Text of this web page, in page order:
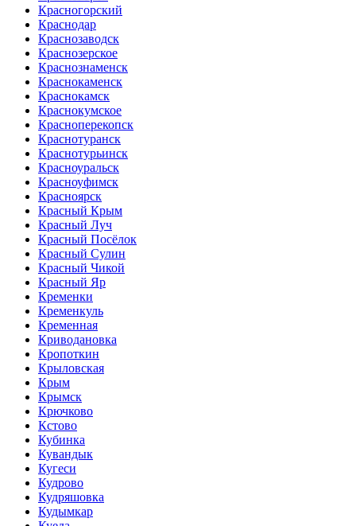
Красногорский
Краснодар
Краснозаводск
Краснозерское
Краснознаменск
Краснокаменск
Краснокамск
Краснокумское
Красноперекопск
Краснотуранск
Краснотурьинск
Красноуральск
Красноуфимск
Красноярск
Красный Крым
Красный Луч
Красный Посёлок
Красный Сулин
Красный Чикой
Красный Яр
Кременки
Кременкуль
Кременная
Криводановка
Кропоткин
Крыловская
Крым
Крымск
Крючково
Кстово
Кубинка
Кувандык
Кугеси
Кудрово
Кудряшовка
Кудымкар